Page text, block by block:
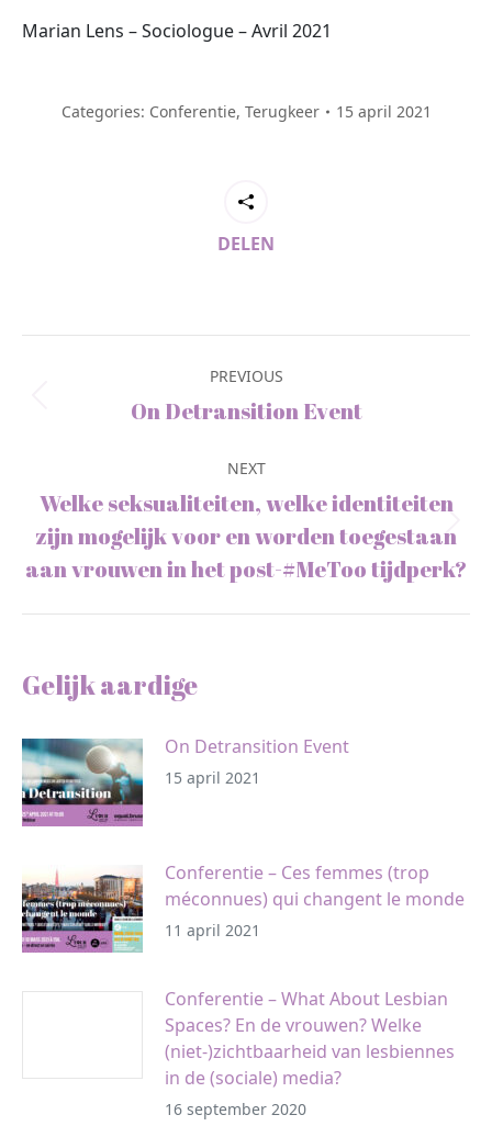
Marian Lens – Sociologue – Avril 2021
Categories: Conferentie, Terugkeer 15 april 2021
DELEN
Post
PREVIOUS
Previous
On Detransition Event
NEXT
Next
post:
Welke seksualiteiten, welke identiteiten
zijn mogelijk voor en worden toegestaan
aan vrouwen in het post-#MeToo tijdperk?
Gelijk aardige
On Detransition Event
15 april 2021
Conferentie – Ces femmes (trop
méconnues) qui changent le monde
11 april 2021
Conferentie – What About Lesbian
Spaces? En de vrouwen? Welke
(niet-)zichtbaarheid van lesbiennes
in de (sociale) media?
16 september 2020